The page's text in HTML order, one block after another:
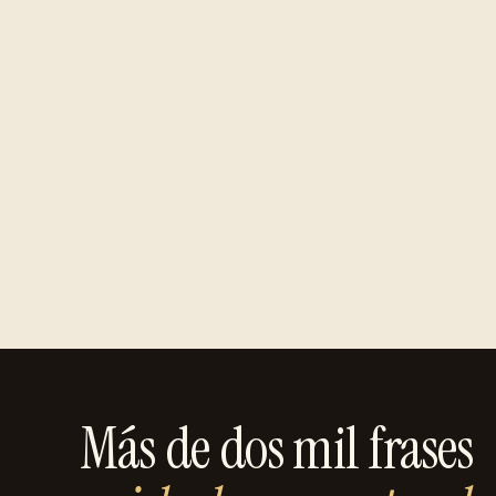
Más de dos mil frases